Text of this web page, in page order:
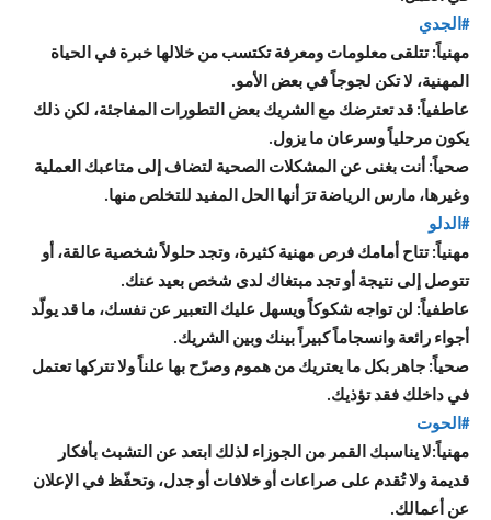
#الجدي
مهنياً: تتلقى معلومات ومعرفة تكتسب من خلالها خبرة في الحياة
المهنية، لا تكن لجوجاً في بعض الأمو.
عاطفياً: قد تعترضك مع الشريك بعض التطورات المفاجئة، لكن ذلك
يكون مرحلياً وسرعان ما يزول.
صحياً: أنت بغنى عن المشكلات الصحية لتضاف إلى متاعبك العملية
وغيرها، مارس الرياضة ترَ أنها الحل المفيد للتخلص منها.
#الدلو
مهنياً: تتاح أمامك فرص مهنية كثيرة، وتجد حلولاً شخصية عالقة، أو
تتوصل إلى نتيجة أو تجد مبتغاك لدى شخص بعيد عنك.
عاطفياً: لن تواجه شكوكاً ويسهل عليك التعبير عن نفسك، ما قد يولّد
أجواء رائعة وانسجاماً كبيراً بينك وبين الشريك.
صحياً: جاهر بكل ما يعتريك من هموم وصرّح بها علناً ولا تتركها تعتمل
في داخلك فقد تؤذيك.
#الحوت
مهنياً:لا يناسبك القمر من الجوزاء لذلك ابتعد عن التشبث بأفكار
قديمة ولا تُقدم على صراعات أو خلافات أو جدل، وتحفّظ في الإعلان
عن أعمالك.